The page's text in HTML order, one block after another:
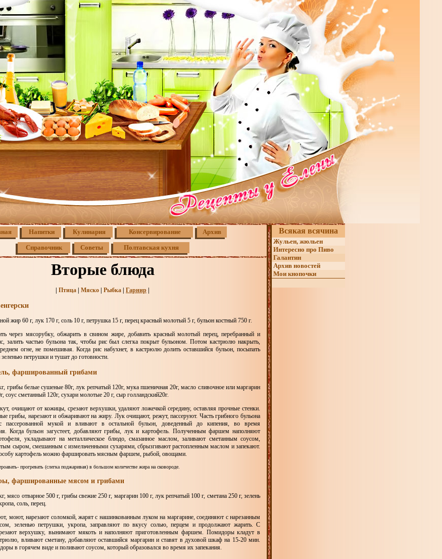
Напитки Кулинария Консервирование Архив
Справочник Советы Полтавская кухня
Вторые блюда
Птица Мяско Рыбка Гарнир
жир 60 г, лук 170 г, соль 10 г, петрушка 15 г, перец красный молотый 5 г, бульон костный 750 г.
через мясорубку, обжарить в свином жире, добавить красный молотый перец, перебранный и
залить частью бульона так, чтобы рис был слегка покрыт бульоном. Потом кастрюлю накрыть,
огне, не помешивая. Когда рис набухнет, в кастрюлю долить оставшийся бульон, посыпать
зеленью петрушки и тушат до готовности.
фаршированный грибами
грибы белые сушеные 80г, лук репчатый 120г, мука пшеничная 20г, масло сливочное или маргарин
соус сметанный 120г, сухари молотые 20 г, сыр голландский20г.
очищают от кожицы, срезают верхушки, удаляют ложечкой середину, оставляя прочные стенки.
грибы, нарезают и обжаривают на жиру. Лук очищают, режут, пассеруют. Часть грибного бульона
пассерованной мукой и вливают в остальной бульон, доведенный до кипения, во время
Когда бульон загустеет, добавляют грибы, лук и картофель. Полученным фаршем наполняют
укладывают на металлическое блюдо, смазанное маслом, заливают сметанным соусом,
сыром, смешанным с измельченными сухарями, сбрызгивают растопленным маслом и запекают.
картофель можно фаршировать мясным фаршем, рыбой, овощами.
прогревать (слегка поджаривая) в большом количестве жира на сковороде.
фаршированные мясом и грибами
мясо отварное 500 г, грибы свежие 250 г, маргарин 100 г, лук репчатый 100 г, сметана 250 г, зелень
соль, перец.
моют, нарезают соломкой, жарят с нашинкованным луком на маргарине, соединяют с нарезанным
зеленью петрушки, укропа, заправляют по вкусу солью, перцем и продолжают жарить. С
верхушку, вынимают мякоть и наполняют приготовленным фаршем. Помидоры кладут в
вливают сметану, добавляют оставшийся маргарин и ставят в духовой шкаф на 15-20 мин.
в горячем виде и поливают соусом, который образовался во время их запекания.
Всякая всячина
Жульен, жюльен
Интересно про Пиво
Галантин
Архив новостей
Мои кнопочки